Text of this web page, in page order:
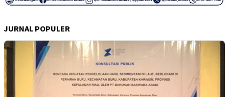
JURNAL POPULER